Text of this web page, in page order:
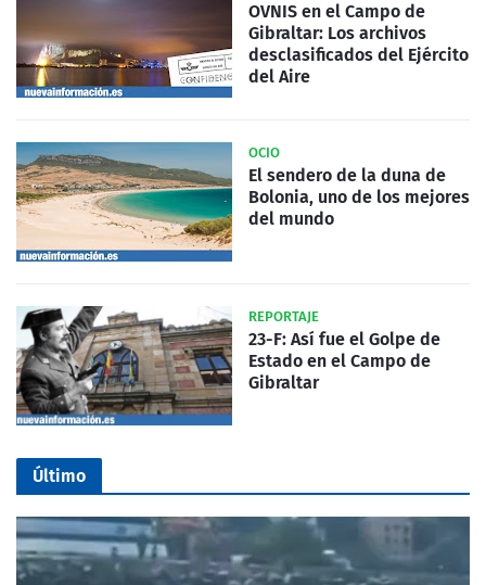
OVNIS en el Campo de
Gibraltar: Los archivos
desclasificados del Ejército
del Aire
OCIO
El sendero de la duna de
Bolonia, uno de los mejores
del mundo
REPORTAJE
23-F: Así fue el Golpe de
Estado en el Campo de
Gibraltar
Último